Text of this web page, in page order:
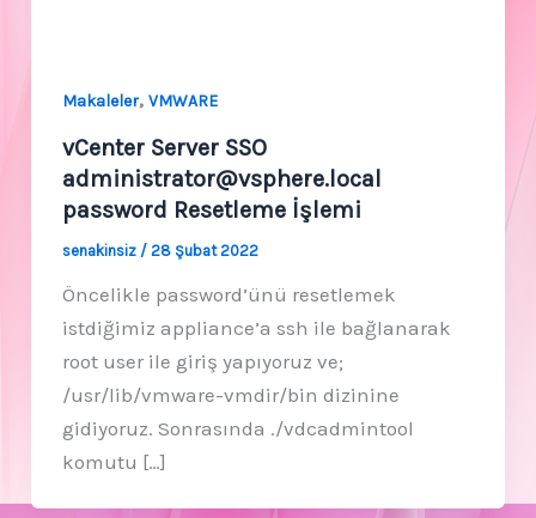
Makaleler, VMWARE
vCenter Server SSO
administrator@vsphere.local
password Resetleme İşlemi
senakinsiz / 28 Şubat 2022
Öncelikle password’ünü resetlemek
istdiğimiz appliance’a ssh ile bağlanarak
root user ile giriş yapıyoruz ve;
/usr/lib/vmware-vmdir/bin dizinine
gidiyoruz. Sonrasında ./vdcadmintool
komutu […]